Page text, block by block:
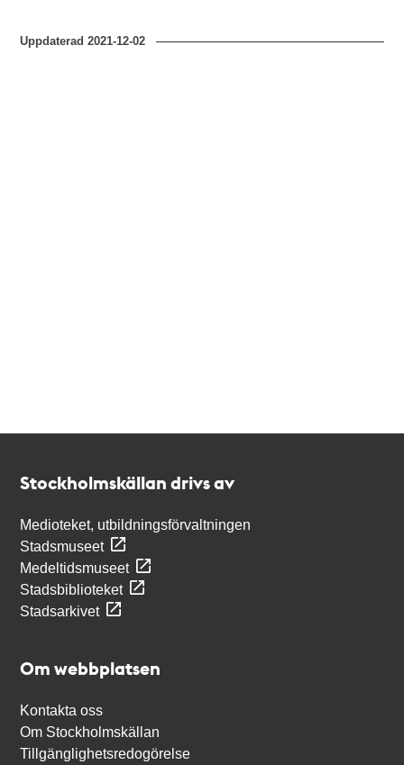
Uppdaterad2021-12-02
Stockholmskällan drivs av
Medioteket, utbildningsförvaltningen
Stadsmuseet
Medeltidsmuseet
Stadsbiblioteket
Stadsarkivet
Om webbplatsen
Kontakta oss
Om Stockholmskällan
Tillgänglighetsredogörelse